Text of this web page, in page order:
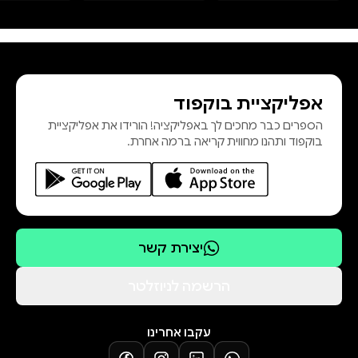
אפליקציית בוקפוד
הספרים כבר מחכים לך באפליקציה! הורידו את אפליקציית
בוקפוד ותהנו מחווית קריאה ברמה אחרת.
יצירת קשר
עקבו אחרינו